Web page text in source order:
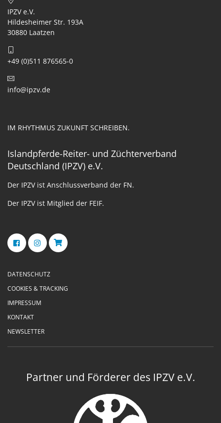
IPZV e.V.
Hildesheimer Str. 193A
30880 Laatzen
+49 (0)511 876565-0
info@ipzv.de
IM RHYTHMUS ZUKUNFT SCHREIBEN.
Islandpferde-Reiter- und Züchterverband
Deutschland (IPZV) e.V.
Der IPZV ist Anschlussverband der FN.
Der IPZV ist Mitglied der FEIF.
DATENSCHUTZ
COOKIES & TRACKING
IMPRESSUM
KONTAKT
NEWSLETTER
Partner und Förderer des IPZV e.V.